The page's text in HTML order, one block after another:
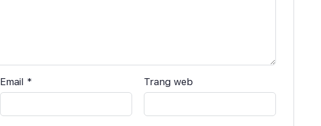
Email * Trang web